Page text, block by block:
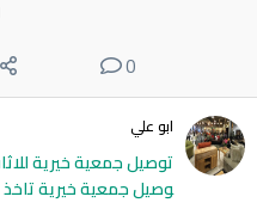
0
ابو علي
وصيل جمعية خيرية تاخذ